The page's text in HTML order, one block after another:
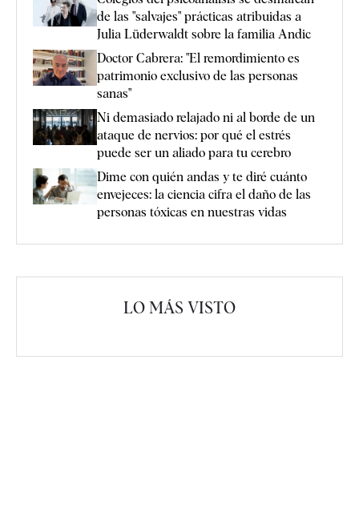
de las "salvajes" prácticas atribuidas a
Julia Lüderwaldt sobre la familia Andic
Doctor Cabrera: "El remordimiento es
patrimonio exclusivo de las personas
sanas"
Ni demasiado relajado ni al borde de un
ataque de nervios: por qué el estrés
puede ser un aliado para tu cerebro
Dime con quién andas y te diré cuánto
envejeces: la ciencia cifra el daño de las
personas tóxicas en nuestras vidas
LO MÁS VISTO